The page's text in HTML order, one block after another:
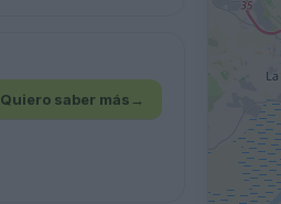
Quiero saber más →